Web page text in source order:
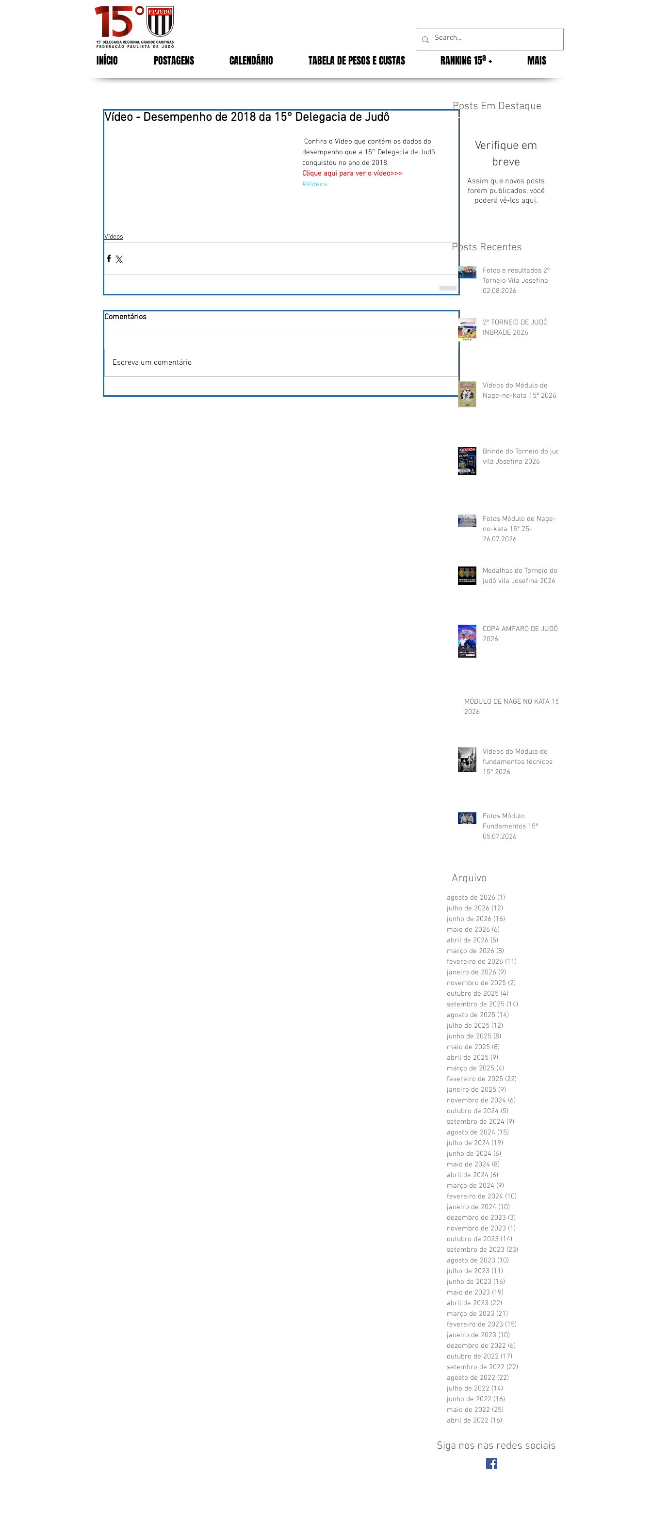
INÍCIO POSTAGENS CALENDÁRIO TABELA DE PESOS E CUSTAS RANKING 15ª + MAIS
Vídeo - Desempenho de 2018 da 15° Delegacia de Judô
desempenho que a 15° Delegacia de Judô
conquistou no ano de 2018.
Clique aqui para ver o vídeo>>>
#Vídeos
Vídeos
Comentários
Escreva um comentário
Posts Em Destaque
Verifique em
breve
Assim que novos posts
forem publicados, você
poderá vê-los aqui.
Posts Recentes
Fotos e resultados 2º
Torneio Vila Josefina
02.08.2026
2º TORNEIO DE JUDÔ
INBRADE 2026
Vídeos do Módulo de
Nage-no-kata 15ª 2026
Brinde do Torneio do judô
vila Josefina 2026
Fotos Módulo de Nage-
no-kata 15ª 25-
26.07.2026
Medalhas do Torneio do
judô vila Josefina 2026
COPA AMPARO DE JUDÔ
2026
MÓDULO DE NAGE NO KATA 15ª
2026
Vídeos do Módulo de
fundamentos técnicos
15ª 2026
Fotos Módulo
Fundamentos 15ª
05.07.2026
Arquivo
agosto de 2026 (1)
julho de 2026 (12)
junho de 2026 (16)
maio de 2026 (6)
abril de 2026 (5)
março de 2026 (8)
fevereiro de 2026 (11)
janeiro de 2026 (9)
novembro de 2025 (2)
outubro de 2025 (4)
setembro de 2025 (14)
agosto de 2025 (14)
julho de 2025 (12)
junho de 2025 (8)
maio de 2025 (8)
abril de 2025 (9)
março de 2025 (4)
fevereiro de 2025 (22)
janeiro de 2025 (9)
novembro de 2024 (6)
outubro de 2024 (5)
setembro de 2024 (9)
agosto de 2024 (15)
julho de 2024 (19)
junho de 2024 (6)
maio de 2024 (8)
abril de 2024 (6)
março de 2024 (9)
fevereiro de 2024 (10)
janeiro de 2024 (10)
dezembro de 2023 (3)
novembro de 2023 (1)
outubro de 2023 (14)
setembro de 2023 (23)
agosto de 2023 (10)
julho de 2023 (11)
junho de 2023 (16)
maio de 2023 (19)
abril de 2023 (22)
março de 2023 (21)
fevereiro de 2023 (15)
janeiro de 2023 (10)
dezembro de 2022 (6)
outubro de 2022 (17)
setembro de 2022 (22)
agosto de 2022 (22)
julho de 2022 (14)
junho de 2022 (16)
maio de 2022 (25)
abril de 2022 (16)
Siga nos nas redes sociais